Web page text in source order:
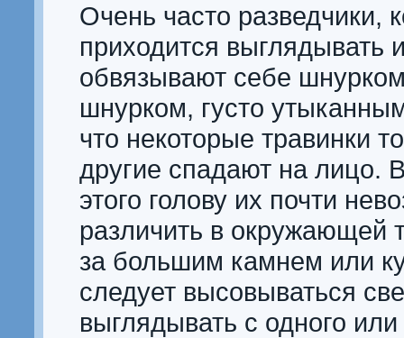
Очень часто разведчики,
приходится выглядывать
обвязывают себе
шнурком, густо
что некоторые травинки
другие спадают на лицо.
этого голову их почти
различить в окружающей
за большим камнем или
следует высовываться
выглядывать с одного или